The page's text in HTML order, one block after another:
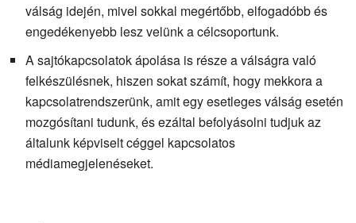
válság idején, mivel sokkal megértőbb, elfogadóbb és
engedékenyebb lesz velünk a célcsoportunk.
A sajtókapcsolatok ápolása is része a válságra való
felkészülésnek, hiszen sokat számít, hogy mekkora a
kapcsolatrendszerünk, amit egy esetleges válság esetén
mozgósítani tudunk, és ezáltal befolyásolni tudjuk az
általunk képviselt céggel kapcsolatos
médiamegjelenéseket.